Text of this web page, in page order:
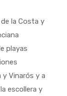
la Costa y
playas
y Vinarós y a
escollera y